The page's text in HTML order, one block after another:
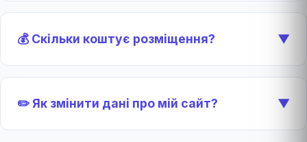
💰 Скільки коштує розміщення? ▼
✏️ Як змінити дані про мій сайт? ▼